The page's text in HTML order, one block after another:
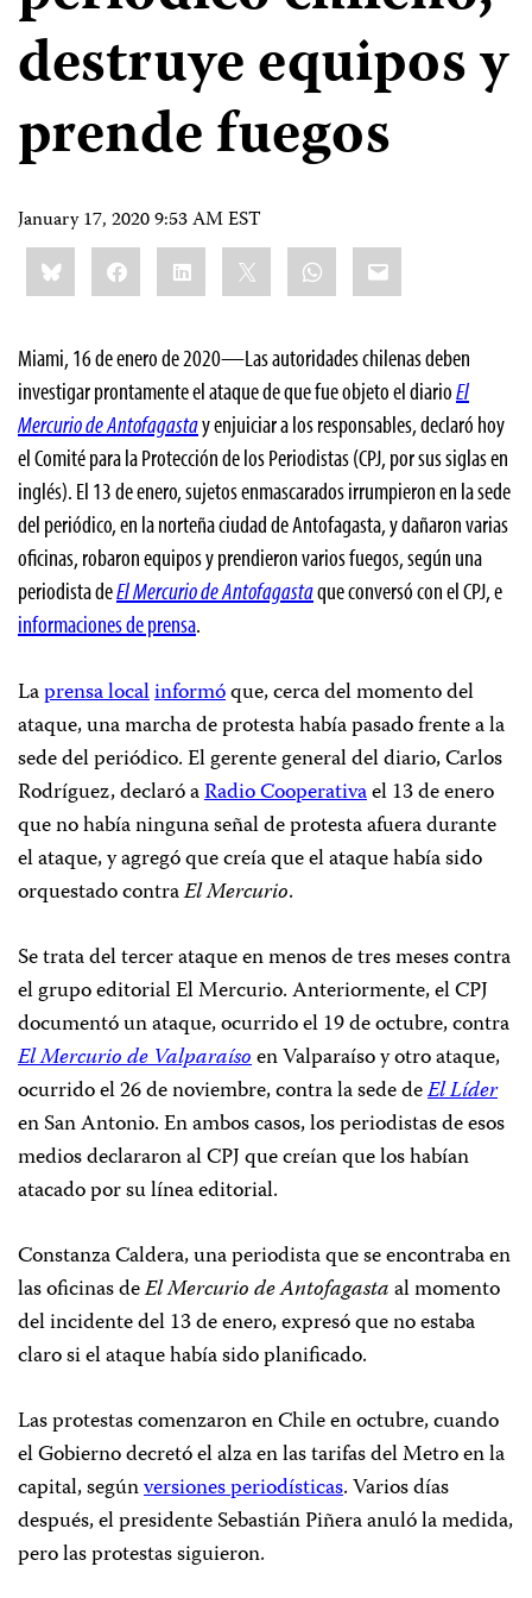
destruye equipos y
prende fuegos
January 17, 2020 9:53 AM EST
Share
this:BlueskyFacebookLinkedIn WhatsApp
Email
Miami, 16 de enero de 2020—Las autoridades chilenas deben
investigar prontamente el ataque de que fue objeto el diarioEl
Mercurio de Antofagastay enjuiciar a los responsables, declaró hoy
el Comité para la Protección de los Periodistas (CPJ, por sus siglas en
inglés). El 13 de enero, sujetos enmascarados irrumpieron en la sede
del periódico, en la norteña ciudad de Antofagasta, y dañaron varias
oficinas, robaron equipos y prendieron varios fuegos, según una
periodista deEl Mercurio de Antofagastaque conversó con el CPJ, e
informaciones de prensa.
Laprensa localinformóque, cerca del momento del
ataque, una marcha de protesta había pasado frente a la
sede del periódico. El gerente general del diario, Carlos
Rodríguez, declaró aRadio Cooperativael 13 de enero
que no había ninguna señal de protesta afuera durante
el ataque, y agregó que creía que el ataque había sido
orquestado contraEl Mercurio.
Se trata del tercer ataque en menos de tres meses contra
el grupo editorial El Mercurio. Anteriormente, el CPJ
documentó un ataque, ocurrido el 19 de octubre, contra
El Mercurio de Valparaísoen Valparaíso y otro ataque,
ocurrido el 26 de noviembre, contra la sede deEl Líder
en San Antonio. En ambos casos, los periodistas de esos
medios declararon al CPJ que creían que los habían
atacado por su línea editorial.
Constanza Caldera, una periodista que se encontraba en
las oficinas deEl Mercurio de Antofagastaal momento
del incidente del 13 de enero, expresó que no estaba
claro si el ataque había sido planificado.
Las protestas comenzaron en Chile en octubre, cuando
el Gobierno decretó el alza en las tarifas del Metro en la
capital, segúnversiones periodísticas. Varios días
después, el presidente Sebastián Piñera anuló la medida,
pero las protestas siguieron.